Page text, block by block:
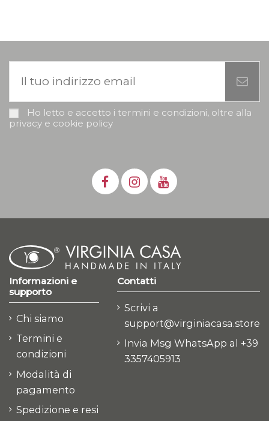
Ho letto e accetto i termini e condizioni, oltre alla
privacy e cookie policy
Informazioni e
supporto
Chi siamo
Termini e
condizioni
Modalità di
pagamento
Spedizione e resi
Contatti
Scrivi a
support@virginiacasa.store
Invia Msg WhatsApp al +39
3357405913